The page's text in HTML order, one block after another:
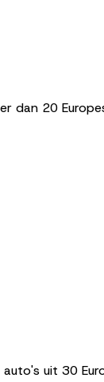
20
uit 30